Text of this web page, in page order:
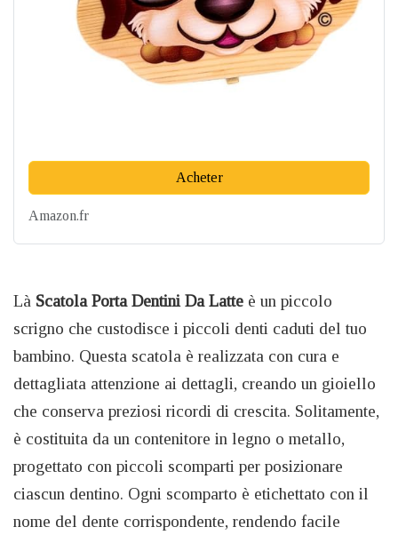
Acheter
Amazon.fr
Là Scatola Porta Dentini Da Latte è un piccolo
scrigno che custodisce i piccoli denti caduti del tuo
bambino. Questa scatola è realizzata con cura e
dettagliata attenzione ai dettagli, creando un gioiello
che conserva preziosi ricordi di crescita. Solitamente,
è costituita da un contenitore in legno o metallo,
progettato con piccoli scomparti per posizionare
ciascun dentino. Ogni scomparto è etichettato con il
nome del dente corrispondente, rendendo facile